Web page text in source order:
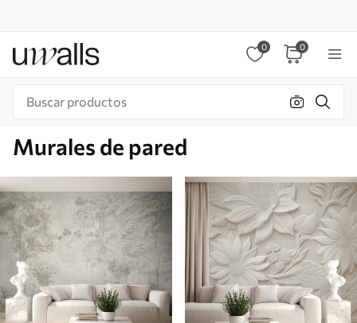
0 0
Murales de pared